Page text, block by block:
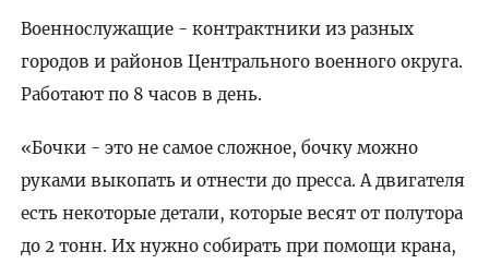
Военнослужащие - контрактники из разных
городов и районов Центрального военного округа.
Работают по 8 часов в день.
«Бочки - это не самое сложное, бочку можно
руками выкопать и отнести до пресса. А двигателя
есть некоторые детали, которые весят от полутора
до 2 тонн. Их нужно собирать при помощи крана,